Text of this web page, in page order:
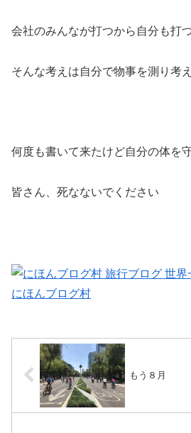
会社のみんなが打つから自分も打
そんな考えは自分で物事を測り考
何度も書いて来たけど自分の体を
皆さん、死なないでください
にほんブログ村
もう８月